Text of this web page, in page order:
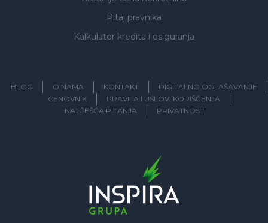
Pitaj pravnika
Kalkulator kredita i osiguranja
BLOG O NAMA KONTAKT
DIGITALNO OGLAŠAVANJE
CENOVNIK
PRAVILA I USLOVI KORIŠĆENJA
NAJČEŠĆA PITANJA
PRIVATNOST